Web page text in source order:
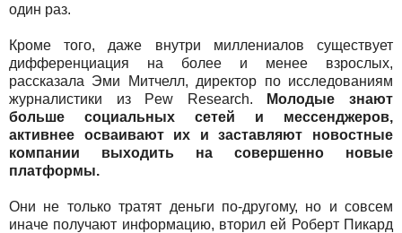
один раз.
Кроме того, даже внутри миллениалов существует
дифференциация на более и менее взрослых,
рассказала Эми Митчелл, директор по исследованиям
журналистики из Pew Research.
Молодые знают
больше социальных сетей и мессенджеров,
активнее осваивают их и заставляют новостные
компании выходить на совершенно новые
платформы.
Они не только тратят деньги по-другому, но и совсем
иначе получают информацию, вторил ей Роберт Пикард